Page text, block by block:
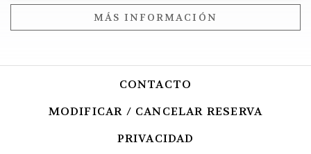
MÁS INFORMACIÓN
CONTACTO
MODIFICAR / CANCELAR RESERVA
PRIVACIDAD